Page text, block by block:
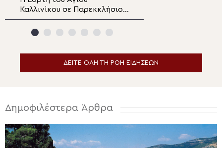
Καλλινίκου σε Παρεκκλήσιο
της Καστοριάς
ΔΕΙΤΕ ΟΛΗ ΤΗ ΡΟΗ ΕΙΔΗΣΕΩΝ
Δημοφιλέστερα Άρθρα